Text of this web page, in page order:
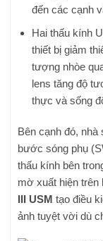
đến các cạnh
Hai thấu kính
thiết bị giảm
tượng nhòe
lens tăng độ
thực và sống
Bên cạnh đó,
bước sóng phụ
thấu kính bên
mờ xuất hiện trên
III USM tạo điều
ảnh tuyệt vời dù